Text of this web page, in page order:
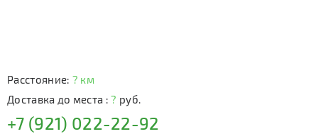
Расстояние: ? км
Доставка до места :? руб.
+7 (921) 022-22-92